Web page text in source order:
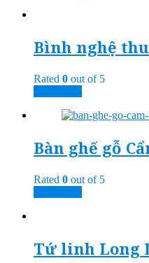
Bình nghệ
Rated 0 out of 5
Bàn ghế gỗ
Rated 0 out of 5
Tứ linh Long